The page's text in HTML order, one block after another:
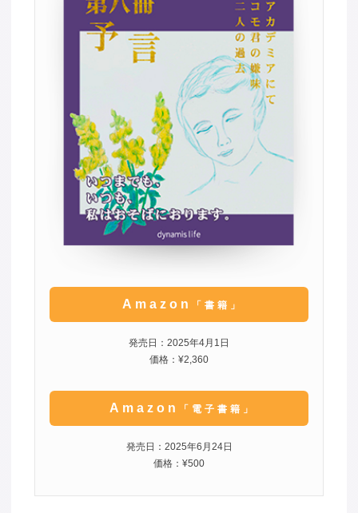
Amazon 「書籍」
発売日：2025年4月1日
価格：¥2,360
Amazon 「電子書籍」
発売日：2025年6月24日
価格：¥500